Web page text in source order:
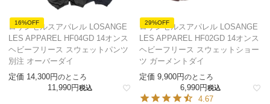
16%OFF
ロサンゼルスアパレル LOSANGE
LES APPAREL HF04GD 14オンス
ヘビーフリース スウェットパンツ
別注 オーバーダイ
定価 14,300 のところ
11,990 税込
29%OFF
ロサンゼルスアパレル LOSANGE
LES APPAREL HF02GD 14オンス
ヘビーフリース スウェットショー
ツ ガーメントダイ
定価 9,900 のところ
6,990 税込
4.67